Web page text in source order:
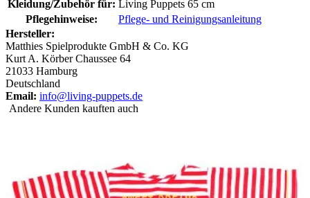
Kleidung/Zubehör für: Living Puppets 65 cm
Pflegehinweise:
Pflege- und Reinigungsanleitung
Hersteller:
Matthies Spielprodukte GmbH & Co. KG
Kurt A. Körber Chaussee 64
21033 Hamburg
Deutschland
Email: info@living-puppets.de
Andere Kunden kauften auch